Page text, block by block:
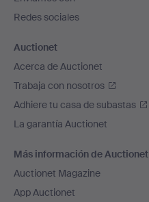
página
Redes sociales
Auctionet
Acerca de Auctionet
Trabaja con nosotros
Adhiere tu casa de subastas
La garantía Auctionet
Más información de Auctionet
Auctionet Magazine
App Auctionet